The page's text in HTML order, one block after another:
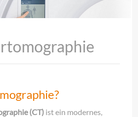
(CT) ist ein modernes,